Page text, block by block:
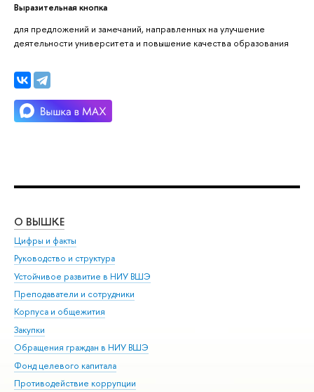
Выразительная кнопка
для предложений и замечаний, направленных на улучшение
деятельности университета и повышение качества образования
О ВЫШКЕ
Цифры и факты
Руководство и структура
Устойчивое развитие в НИУ ВШЭ
Преподаватели и сотрудники
Корпуса и общежития
Закупки
Обращения граждан в НИУ ВШЭ
Фонд целевого капитала
Противодействие коррупции